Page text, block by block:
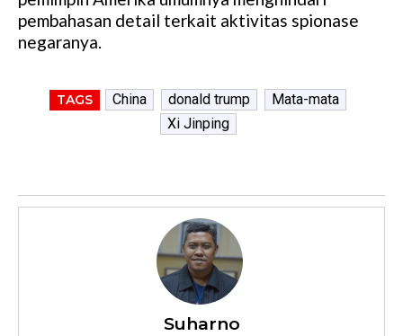
pembahasan detail terkait aktivitas spionase
negaranya.
TAGS China donald trump
Mata-mata
Xi Jinping
Suharno